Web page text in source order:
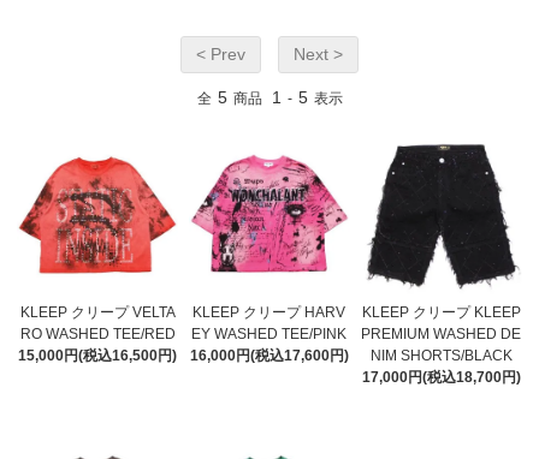
< Prev Next >
全 5 商品 1 - 5 表示
KLEEP クリープ VELTA
RO WASHED TEE/RED
15,000円(税込16,500円)
KLEEP クリープ HARV
EY WASHED TEE/PINK
16,000円(税込17,600円)
KLEEP クリープ KLEEP
PREMIUM WASHED DE
NIM SHORTS/BLACK
17,000円(税込18,700円)